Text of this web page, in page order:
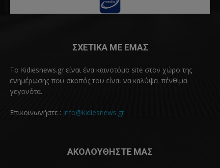
ΣΧΕΤΙΚΑ ΜΕ ΕΜΑΣ
Το Kidiesnews.gr είναι ένα καινοτόμο site στον χώρο της
ενημέρωσης που σκοπός του είναι να καλύψει πένθιμα
γεγονότα.
Επικοινωνήστε : info@kidiesnews.gr
ΑΚΟΛΟΥΘΗΣΤΕ ΜΑΣ